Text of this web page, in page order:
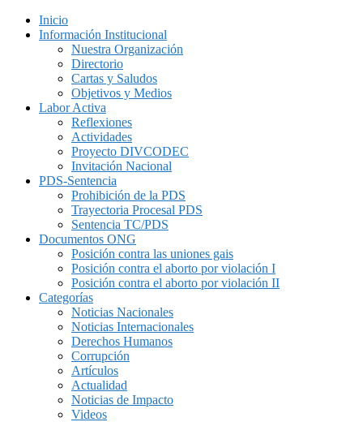
Inicio
Información Institucional
Nuestra Organización
Directorio
Cartas y Saludos
Objetivos y Medios
Labor Activa
Reflexiones
Actividades
Proyecto DIVCODEC
Invitación Nacional
PDS-Sentencia
Prohibición de la PDS
Trayectoria Procesal PDS
Sentencia TC/PDS
Documentos ONG
Posición contra las uniones gais
Posición contra el aborto por violación I
Posición contra el aborto por violación II
Categorías
Noticias Nacionales
Noticias Internacionales
Derechos Humanos
Corrupción
Artículos
Actualidad
Noticias de Impacto
Videos